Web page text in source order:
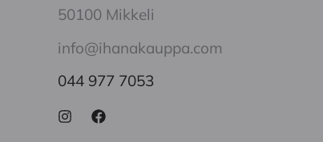
50100 Mikkeli
info@ihanakauppa.com
044 977 7053